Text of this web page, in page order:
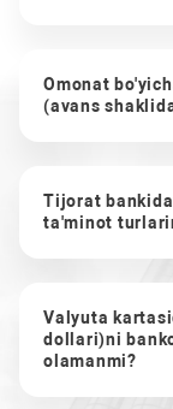
Omonat
(avans
Tijorat
ta'minot
Valyuta
dollari)ni
olamanmi?